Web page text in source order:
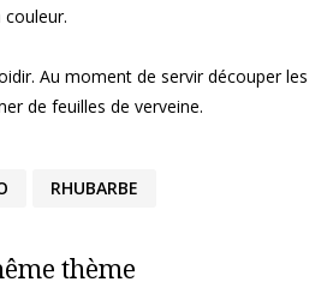
Au moment de servir découper les
de feuilles de verveine.
RHUBARBE
thème